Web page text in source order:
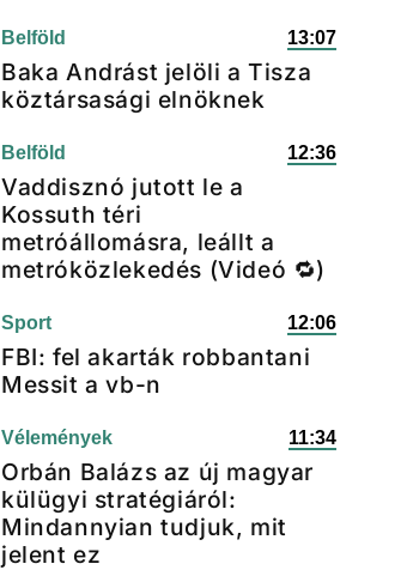
Belföld 13:07
Baka Andrást jelöli a Tisza
köztársasági elnöknek
Belföld 12:36
Vaddisznó jutott le a
Kossuth téri
metróállomásra, leállt a
metróközlekedés (Videó 🔁)
Sport 12:06
FBI: fel akarták robbantani
Messit a vb-n
Vélemények 11:34
Orbán Balázs az új magyar
külügyi stratégiáról:
Mindannyian tudjuk, mit
jelent ez